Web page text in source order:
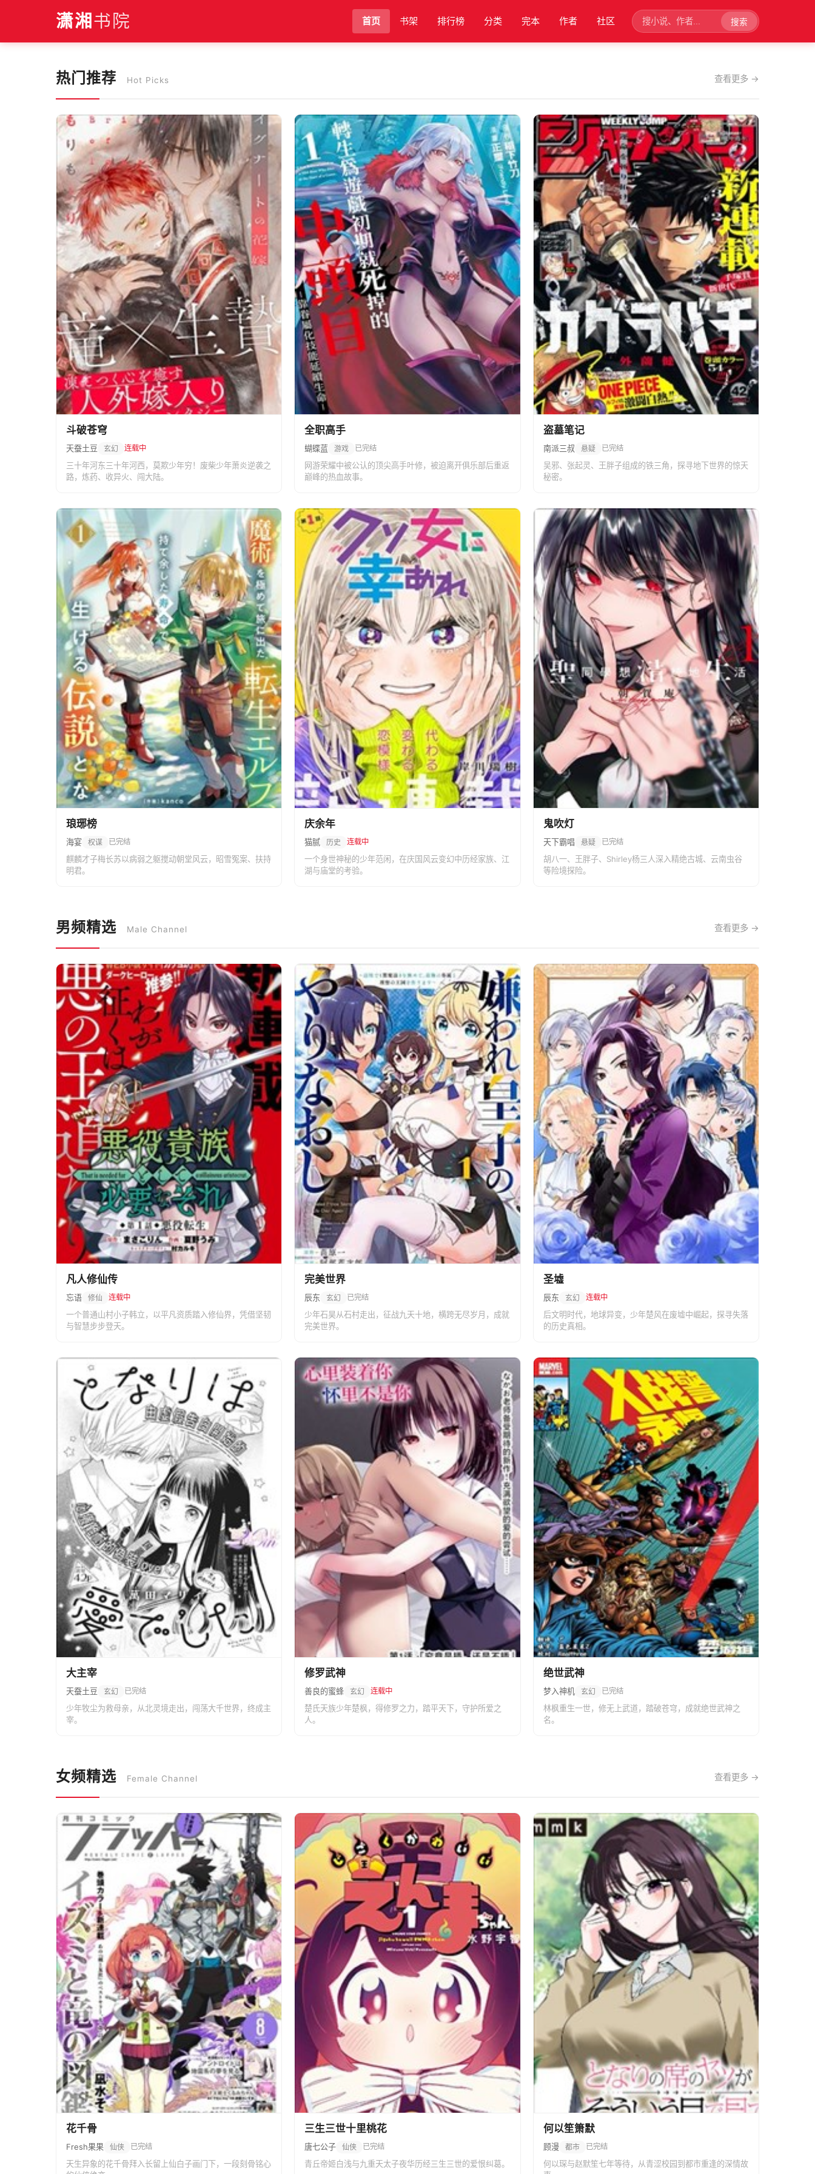
潇湘 书院 首页 书架 排行榜 分类 完本 作者 社区 搜索
‹ ›
热门推荐 Hot Picks 查看更多 →
斗破苍穹
天蚕土豆 玄幻 连载中
三十年河东三十年河西，莫欺少年穷！废柴少年萧炎逆袭之
路，炼药、收异火、闯大陆。
全职高手
蝴蝶蓝 游戏 已完结
网游荣耀中被公认的顶尖高手叶修，被迫离开俱乐部后重返
巅峰的热血故事。
盗墓笔记
南派三叔 悬疑 已完结
吴邪、张起灵、王胖子组成的铁三角，探寻地下世界的惊天
秘密。
琅琊榜
海宴 权谋 已完结
麒麟才子梅长苏以病弱之躯搅动朝堂风云，昭雪冤案、扶持
明君。
庆余年
猫腻 历史 连载中
一个身世神秘的少年范闲，在庆国风云变幻中历经家族、江
湖与庙堂的考验。
鬼吹灯
天下霸唱 悬疑 已完结
胡八一、王胖子、Shirley杨三人深入精绝古城、云南虫谷
等险境探险。
男频精选 Male Channel 查看更多 →
凡人修仙传
忘语 修仙 连载中
一个普通山村小子韩立，以平凡资质踏入修仙界，凭借坚韧
与智慧步步登天。
完美世界
辰东 玄幻 已完结
少年石昊从石村走出，征战九天十地，横跨无尽岁月，成就
完美世界。
圣墟
辰东 玄幻 连载中
后文明时代，地球异变，少年楚风在废墟中崛起，探寻失落
的历史真相。
大主宰
天蚕土豆 玄幻 已完结
少年牧尘为救母亲，从北灵境走出，闯荡大千世界，终成主
宰。
修罗武神
善良的蜜蜂 玄幻 连载中
楚氏天族少年楚枫，得修罗之力，踏平天下，守护所爱之
人。
绝世武神
梦入神机 玄幻 已完结
林枫重生一世，修无上武道，踏破苍穹，成就绝世武神之
名。
女频精选 Female Channel 查看更多 →
花千骨
Fresh果果 仙侠 已完结
天生异象的花千骨拜入长留上仙白子画门下，一段刻骨铭心
三生三世十里桃花
唐七公子 仙侠 已完结
青丘帝姬白浅与九重天太子夜华历经三生三世的爱恨纠葛。
何以笙箫默
顾漫 都市 已完结
何以琛与赵默笙七年等待，从青涩校园到都市重逢的深情故